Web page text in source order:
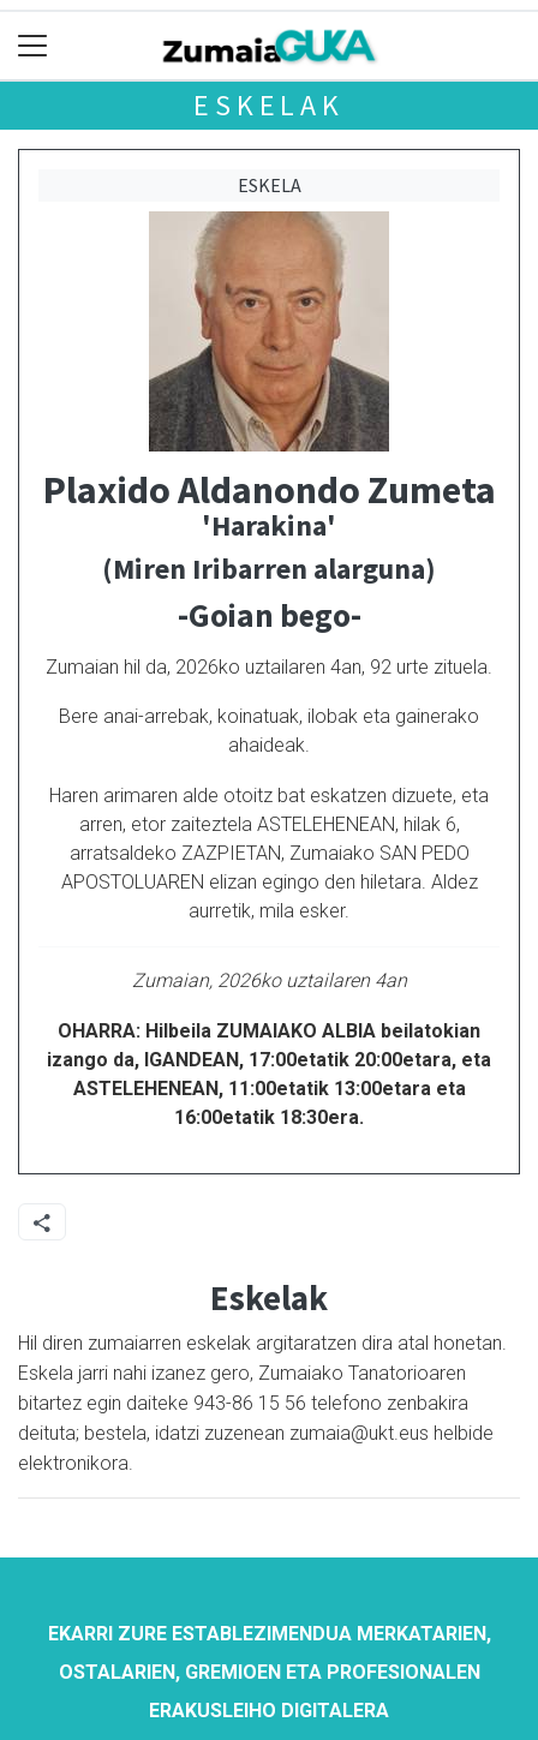
ESKELAK
ESKELA
Plaxido Aldanondo Zumeta
'Harakina'
(Miren Iribarren alarguna)
-Goian bego-
Zumaian hil da, 2026ko uztailaren 4an, 92 urte zituela.
Bere anai-arrebak, koinatuak, ilobak eta gainerako
ahaideak.
Haren arimaren alde otoitz bat eskatzen dizuete, eta
arren, etor zaiteztela ASTELEHENEAN, hilak 6,
arratsaldeko ZAZPIETAN, Zumaiako SAN PEDO
APOSTOLUAREN elizan egingo den hiletara. Aldez
aurretik, mila esker.
Zumaian, 2026ko uztailaren 4an
OHARRA: Hilbeila ZUMAIAKO ALBIA beilatokian
izango da, IGANDEAN, 17:00etatik 20:00etara, eta
ASTELEHENEAN, 11:00etatik 13:00etara eta
16:00etatik 18:30era.
Eskelak
Hil diren zumaiarren eskelak argitaratzen dira atal honetan.
Eskela jarri nahi izanez gero, Zumaiako Tanatorioaren
bitartez egin daiteke 943-86 15 56 telefono zenbakira
deituta; bestela, idatzi zuzenean zumaia@ukt.eus helbide
elektronikora.
EKARRI ZURE ESTABLEZIMENDUA MERKATARIEN,
OSTALARIEN, GREMIOEN ETA PROFESIONALEN
ERAKUSLEIHO DIGITALERA